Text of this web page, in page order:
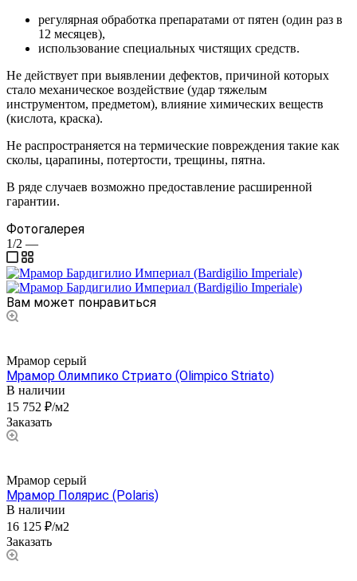
регулярная обработка препаратами от пятен (один раз в
12 месяцев),
использование специальных чистящих средств.
Не действует при выявлении дефектов, причиной которых
стало механическое воздействие (удар тяжелым
инструментом, предметом), влияние химических веществ
(кислота, краска).
Не распространяется на термические повреждения такие как
сколы, царапины, потертости, трещины, пятна.
В ряде случаев возможно предоставление расширенной
гарантии.
Фотогалерея
1/2 —
Вам может понравиться
Мрамор серый
Мрамор Олимпико Стриато (Olimpico Striato)
В наличии
15 752 ₽/м2
Заказать
Мрамор серый
Мрамор Полярис (Polaris)
В наличии
16 125 ₽/м2
Заказать